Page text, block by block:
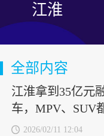
江淮
全部内容
江淮拿到35亿元
车，MPV、SUV
2026/02/11 12:04